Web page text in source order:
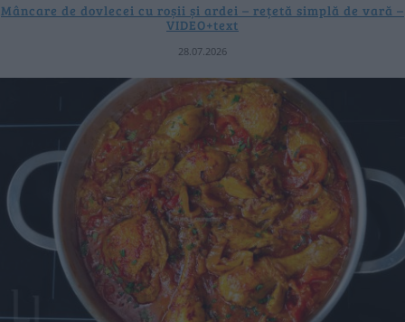
Mâncare de dovlecei cu roșii și ardei – rețetă simplă de vară –
VIDEO+text
28.07.2026